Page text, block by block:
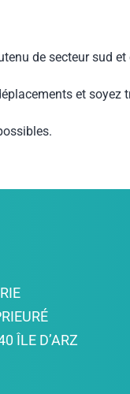
de secteur sud
et soyez
ÎLE D’ARZ